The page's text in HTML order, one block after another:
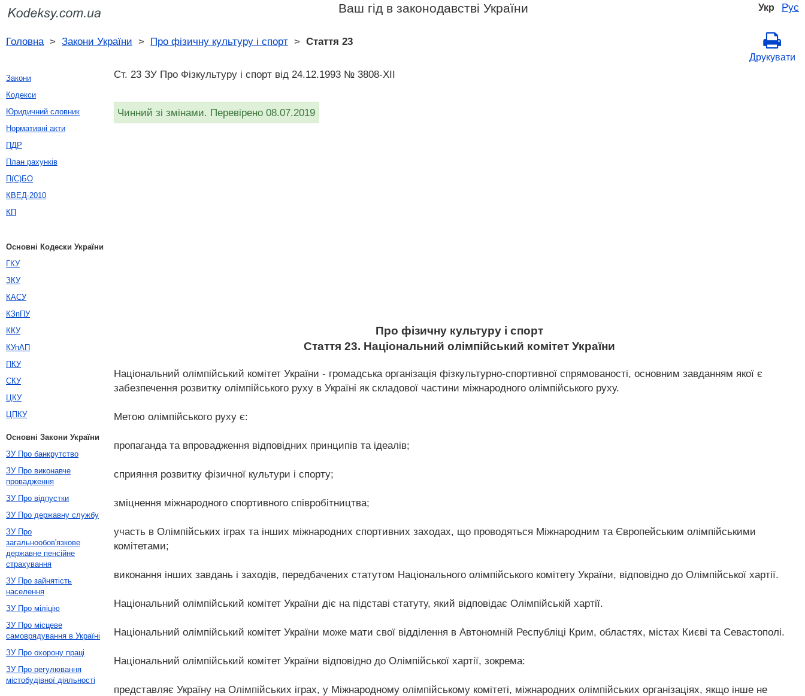
Укр Рус
Ваш гід в законодавстві України
Головна> Закони України > Про фізичну культуру і спорт > Стаття 23
Друкувати
Ст. 23 ЗУ Про Фізкультуру і спорт від 24.12.1993 № 3808-XII
Чинний зі змінами. Перевірено 08.07.2019
Про фізичну культуру і спорт
Стаття 23. Національний олімпійський комітет України
Національний олімпійський комітет України - громадська організація фізкультурно-спортивної спрямованості, основним завданням якої є
забезпечення розвитку олімпійського руху в Україні як складової частини міжнародного олімпійського руху.
Метою олімпійського руху є:
пропаганда та впровадження відповідних принципів та ідеалів;
сприяння розвитку фізичної культури і спорту;
зміцнення міжнародного спортивного співробітництва;
участь в Олімпійських іграх та інших міжнародних спортивних заходах, що проводяться Міжнародним та Європейським олімпійськими
комітетами;
виконання інших завдань і заходів, передбачених статутом Національного олімпійського комітету України, відповідно до Олімпійської хартії.
Національний олімпійський комітет України діє на підставі статуту, який відповідає Олімпійській хартії.
Національний олімпійський комітет України може мати свої відділення в Автономній Республіці Крим, областях, містах Києві та Севастополі.
Національний олімпійський комітет України відповідно до Олімпійської хартії, зокрема:
представляє Україну на Олімпійських іграх, у Міжнародному олімпійському комітеті, міжнародних олімпійських організаціях, якщо інше не
Закони
Кодекси
Юридичний словник
Нормативні акти
ПДР
План рахунків
П(С)БО
КВЕД-2010
КП
Основні Кодески України
ГКУ
ЗКУ
КАСУ
КЗпПУ
ККУ
КУпАП
ПКУ
СКУ
ЦКУ
ЦПКУ
Основні Закони України
ЗУ Про банкрутство
ЗУ Про виконавче
провадження
ЗУ Про відпустки
ЗУ Про державну службу
ЗУ Про
загальнообов'язкове
державне пенсійне
страхування
ЗУ Про зайнятість
населення
ЗУ Про міліцію
ЗУ Про місцеве
самоврядування в Україні
ЗУ Про охорону праці
ЗУ Про регулювання
містобудівної діяльності